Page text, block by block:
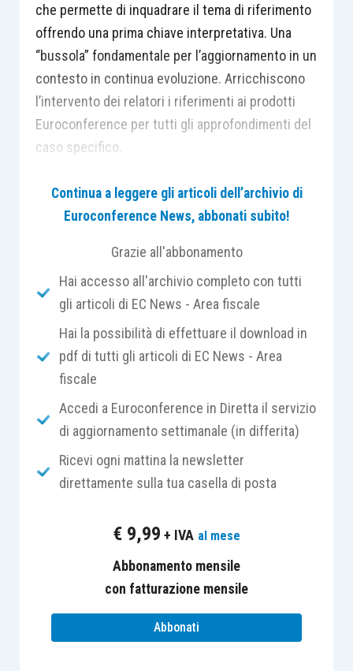
che permette di inquadrare il tema di riferimento
offrendo una prima chiave interpretativa. Una
“bussola” fondamentale per l’aggiornamento in un
contesto in continua evoluzione. Arricchiscono
l’intervento dei relatori i riferimenti ai prodotti
Euroconference per tutti gli approfondimenti del
caso specifico.
servizio di aggiornamento settimanale con i
professionisti del Comitato Scientifico di Centro
Continua a leggere gli articoli dell’archivio di
Euroconference News, abbonati subito!
Grazie all'abbonamento
Hai accesso all'archivio completo con tutti
gli articoli di EC News - Area fiscale
Hai la possibilità di effettuare il download in
pdf di tutti gli articoli di EC News - Area
fiscale
Accedi a Euroconference in Diretta il servizio
di aggiornamento settimanale (in differita)
Ricevi ogni mattina la newsletter
direttamente sulla tua casella di posta
€ 9,99 + IVA al mese
Abbonamento mensile
con fatturazione mensile
Abbonati